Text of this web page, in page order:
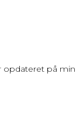
opdateret på min